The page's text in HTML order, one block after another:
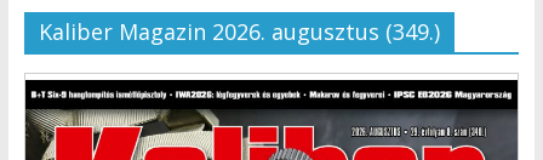
Kaliber Magazin 2026. augusztus (349.)